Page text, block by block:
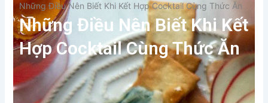
Những Điều Nên Biết Khi Kết Hợp Cocktail Cùng Thức Ăn
Những Điều Nên Biết Khi Kết
Hợp Cocktail Cùng Thức Ăn